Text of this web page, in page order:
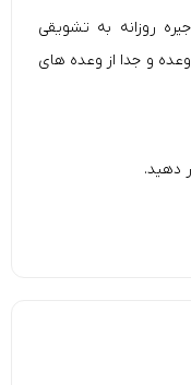
از 10 درصد از جیره روزانه به تشویقی
و جدا از وعده های
دهید.